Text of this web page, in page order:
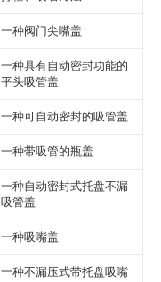
一种阀门尖嘴盖
一种具有自动密封功能的
平头吸管盖
一种可自动密封的吸管盖
一种带吸管的瓶盖
一种自动密封式托盘不漏
吸管盖
一种吸嘴盖
一种不漏压式带托盘吸嘴